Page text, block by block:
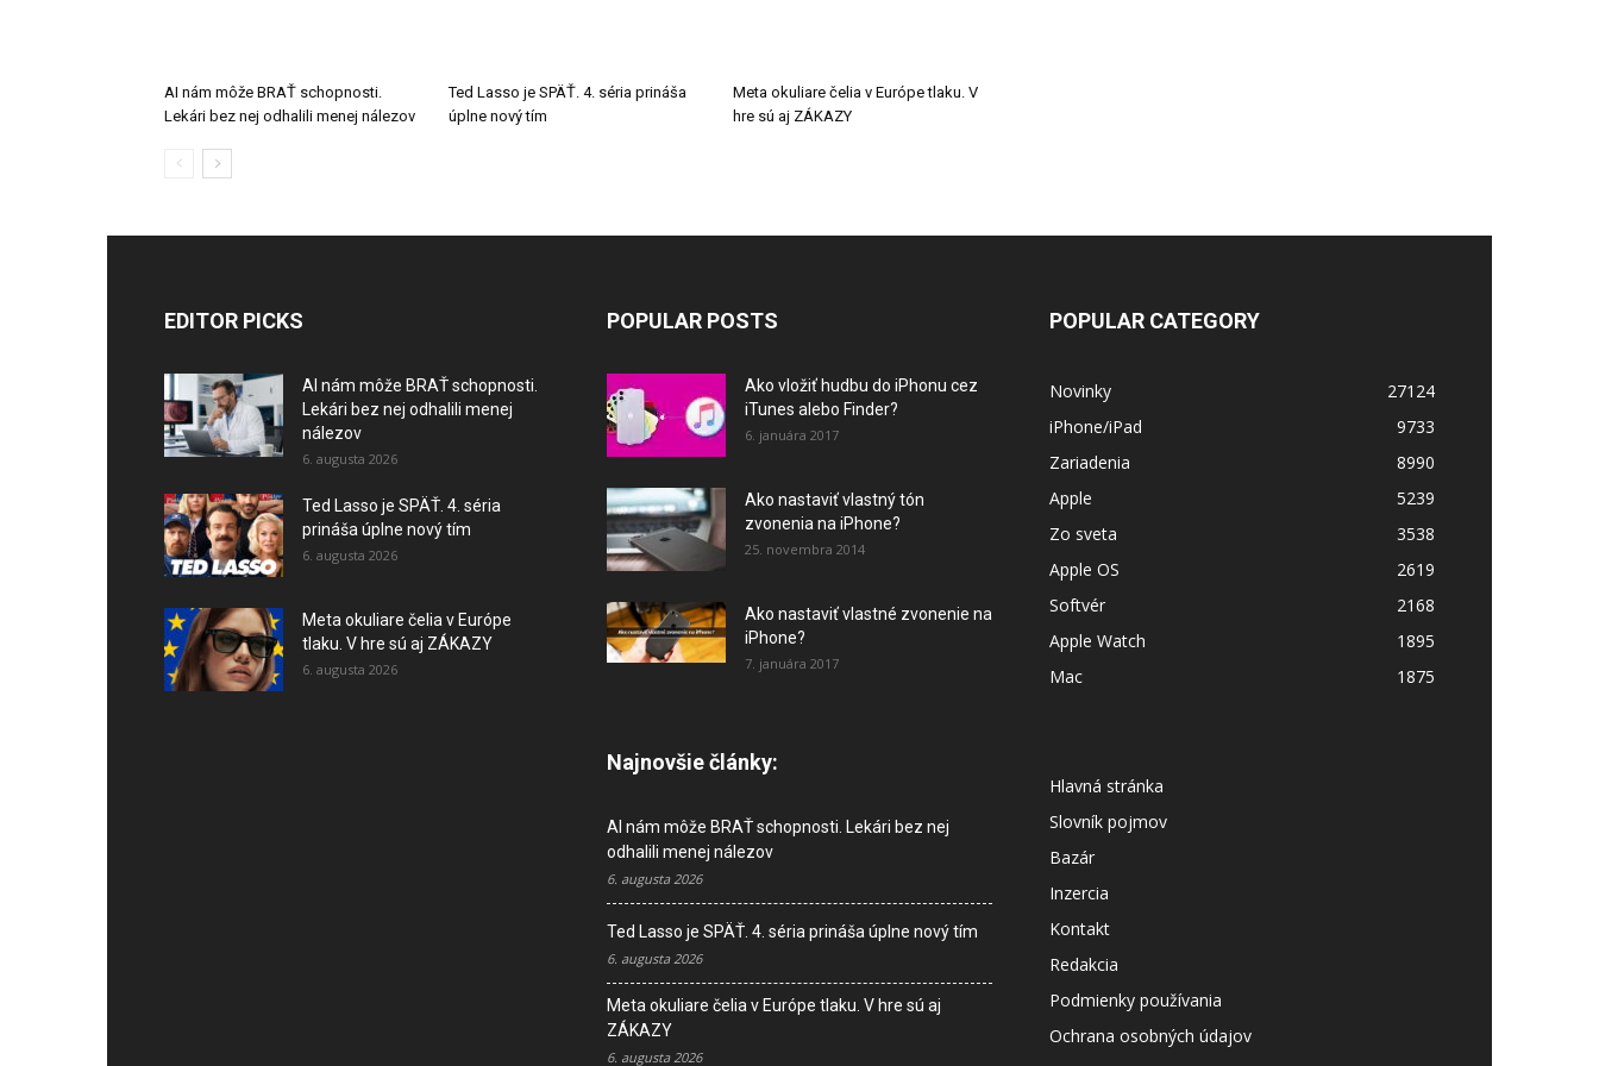
AI nám môže BRAŤ schopnosti.
Lekári bez nej odhalili menej nálezov
Ted Lasso je SPÄŤ. 4. séria prináša
úplne nový tím
Meta okuliare čelia v Európe tlaku. V
hre sú aj ZÁKAZY
EDITOR PICKS
AI nám môže BRAŤ schopnosti.
Lekári bez nej odhalili menej
nálezov
6. augusta 2026
Ted Lasso je SPÄŤ. 4. séria
prináša úplne nový tím
6. augusta 2026
Meta okuliare čelia v Európe
tlaku. V hre sú aj ZÁKAZY
6. augusta 2026
POPULAR POSTS
Ako vložiť hudbu do iPhonu cez
iTunes alebo Finder?
6. januára 2017
Ako nastaviť vlastný tón
zvonenia na iPhone?
25. novembra 2014
Ako nastaviť vlastné zvonenie na
iPhone?
7. januára 2017
Najnovšie články:
AI nám môže BRAŤ schopnosti. Lekári bez nej
odhalili menej nálezov
6. augusta 2026
Ted Lasso je SPÄŤ. 4. séria prináša úplne nový tím
6. augusta 2026
Meta okuliare čelia v Európe tlaku. V hre sú aj
ZÁKAZY
6. augusta 2026
POPULAR CATEGORY
Novinky
27124
iPhone/iPad
9733
Zariadenia
8990
Apple
5239
Zo sveta
3538
Apple OS
2619
Softvér
2168
Apple Watch
1895
Mac
1875
Hlavná stránka
Slovník pojmov
Bazár
Inzercia
Kontakt
Redakcia
Podmienky používania
Ochrana osobných údajov